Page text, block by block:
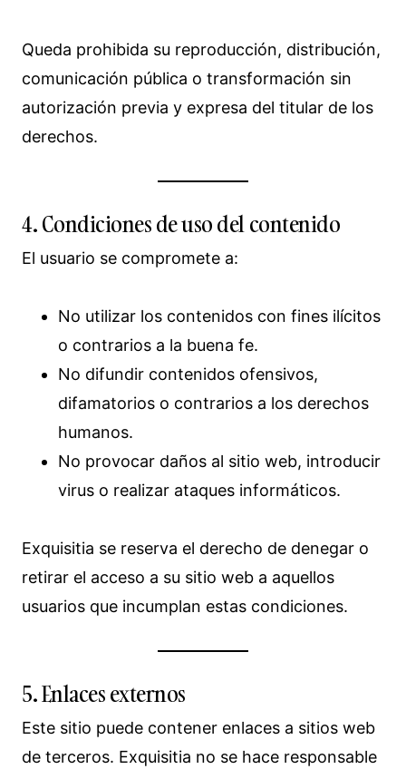
Queda prohibida su reproducción, distribución,
comunicación pública o transformación sin
autorización previa y expresa del titular de los
derechos.
4. Condiciones de uso del contenido
El usuario se compromete a:
No utilizar los contenidos con fines ilícitos
o contrarios a la buena fe.
No difundir contenidos ofensivos,
difamatorios o contrarios a los derechos
humanos.
No provocar daños al sitio web, introducir
virus o realizar ataques informáticos.
Exquisitia se reserva el derecho de denegar o
retirar el acceso a su sitio web a aquellos
usuarios que incumplan estas condiciones.
5. Enlaces externos
Este sitio puede contener enlaces a sitios web
de terceros. Exquisitia no se hace responsable